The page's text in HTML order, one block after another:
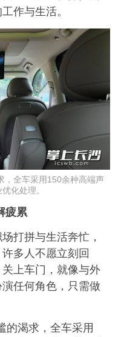
作与生活。
，全车采用150余种高端声
化处理。
疲累
打拼与生活奔忙，
多人不愿立刻回
上车门，就像与外
任何角色，只需做
的渴求，全车采用